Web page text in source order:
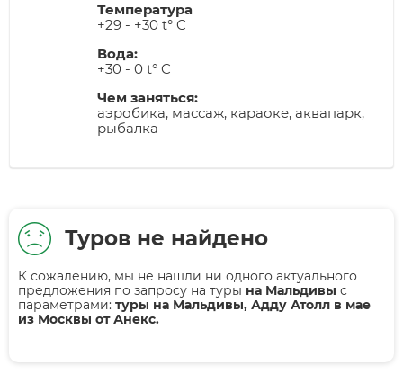
Температура
+29 - +30 t° C
Вода:
+30 - 0 t° C
Чем заняться:
аэробика, массаж, караоке, аквапарк,
рыбалка
Туров не найдено
К сожалению, мы не нашли ни одного актуального
предложения по запросу на туры на Мальдивы с
параметрами: туры на Мальдивы, Адду Атолл в мае
из Москвы от Анекс.